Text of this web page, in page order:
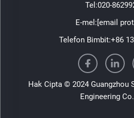
Tel:020-
E-mel:[email
Telefon Bimbit:+86
Hak Cipta © 2024 Guangzhou
Engineering